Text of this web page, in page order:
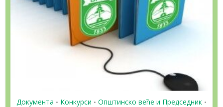
Документа • Конкурси • Општинско веће и Председник •